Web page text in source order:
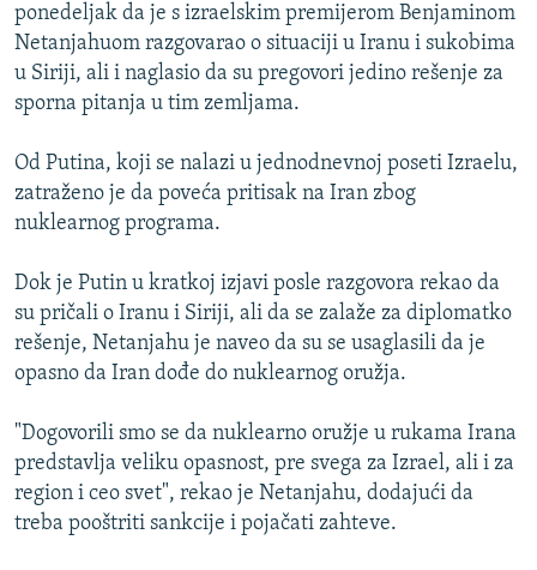
INFOGRAFIKE
KINA NA BALKANU
RSE PRIČE IZ SVIJETA
ISPRIČAJ MI
DNEVNO@RSE
SPECIJALI RSE
GENOCID U SREBRENICI
POPLAVE I KLIZIŠTA U BIH 2024.
TV LIBERTY
POST SCRIPTUM
MOJA EVROPA
TRI DECENIJE OD RATA U BIH
PRATITE NAS
Sve RFE/RL stranice
ponedeljak da je s izraelskim premijerom Benjaminom
Netanjahuom razgovarao o situaciji u Iranu i sukobima
u Siriji, ali i naglasio da su pregovori jedino rešenje za
sporna pitanja u tim zemljama.
Od Putina, koji se nalazi u jednodnevnoj poseti Izraelu,
zatraženo je da poveća pritisak na Iran zbog
nuklearnog programa.
Dok je Putin u kratkoj izjavi posle razgovora rekao da
su pričali o Iranu i Siriji, ali da se zalaže za diplomatko
rešenje, Netanjahu je naveo da su se usaglasili da je
opasno da Iran dođe do nuklearnog oružja.
"Dogovorili smo se da nuklearno oružje u rukama Irana
predstavlja veliku opasnost, pre svega za Izrael, ali i za
region i ceo svet", rekao je Netanjahu, dodajući da
treba pooštriti sankcije i pojačati zahteve.